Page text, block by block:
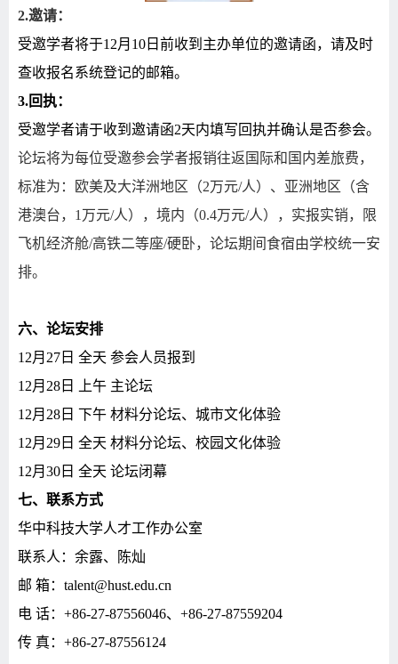
2.邀请：
受邀学者将于12月 10 日前收到主办单位的邀请函，请及时
查收报名系统登记的邮箱。
3.回执：
受邀学者请于收到邀请函2天内填写回执并确认是否参会。
论坛将为每位受邀参会学者报销往返国际和国内差旅费，
标准为：欧美及大洋洲地区（2万元/人）、亚洲地区（含
港澳台， 1 万元/人），境内（0.4万元/人），实报实销，限
飞机经济舱/高铁二等座/硬卧，论坛期间食宿由学校统一安
排。
六、论坛安排
12月 27 日 全天 参会人员报到
12月 28 日 上午 主论坛
12月 28 日 下午 材料分论坛、城市文化体验
12月 29 日 全天 材料分论坛、校园文化体验
12月 30 日 全天 论坛闭幕
七、联系方式
华中科技大学人才工作办公室
联系人：余露、陈灿
邮 箱： talent@hust.edu.cn
电 话： +86-27-87556046、 +86-27-87559204
传 真： +86-27-87556124